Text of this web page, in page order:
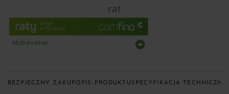
rat
BEZPIECZNY ZAKUP OPIS PRODUKTU SPECYFIKACJA TECHNICZNA